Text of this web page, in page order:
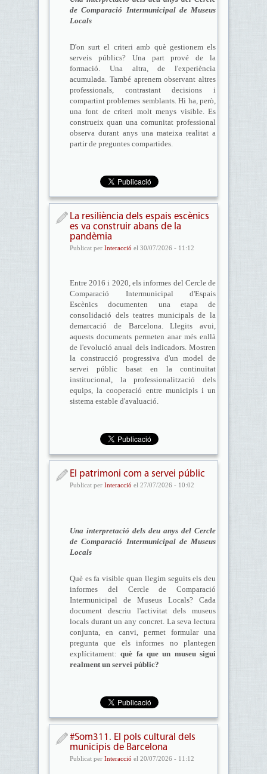
de Comparació Intermunicipal de Museus
Locals
D'on surt el criteri amb què gestionem els
serveis públics? Una part prové de la
formació. Una altra, de l'experiència
acumulada. També aprenem observant altres
professionals, contrastant decisions i
compartint problemes semblants. Hi ha, però,
una font de criteri molt menys visible. Es
construeix quan una comunitat professional
observa durant anys una mateixa realitat a
partir de preguntes compartides.
La resiliència dels espais escènics
es va construir abans de la
pandèmia
Publicat per Interacció el 30/07/2026 - 11:12
Entre 2016 i 2020, els informes del Cercle de
Comparació Intermunicipal d'Espais
Escènics documenten una etapa de
consolidació dels teatres municipals de la
demarcació de Barcelona. Llegits avui,
aquests documents permeten anar més enllà
de l'evolució anual dels indicadors. Mostren
la construcció progressiva d'un model de
servei públic basat en la continuïtat
institucional, la professionalització dels
equips, la cooperació entre municipis i un
sistema estable d'avaluació.
El patrimoni com a servei públic
Publicat per Interacció el 27/07/2026 - 10:02
Una interpretació dels deu anys del Cercle
de Comparació Intermunicipal de Museus
Locals
Què es fa visible quan llegim seguits els deu
informes del Cercle de Comparació
Intermunicipal de Museus Locals? Cada
document descriu l'activitat dels museus
locals durant un any concret. La seva lectura
conjunta, en canvi, permet formular una
pregunta que els informes no plantegen
explícitament:què fa que un museu sigui
realment un servei públic?
#Som311. El pols cultural dels
municipis de Barcelona
Publicat per Interacció el 20/07/2026 - 11:12